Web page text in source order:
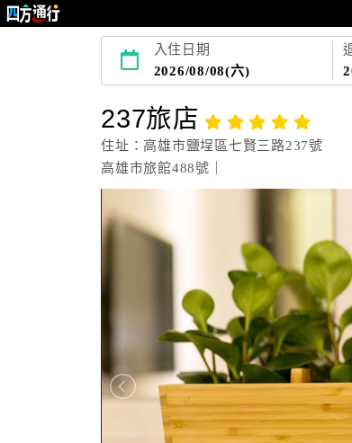
入住日期
2026/08/08(六)
237旅店
住址：高雄市鹽埕區七賢三路237號
高雄市旅館488號｜